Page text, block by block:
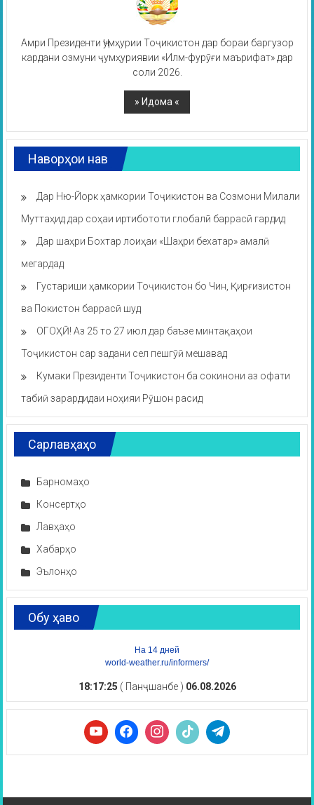
Амри Президенти Ҷумҳурии Тоҷикистон дар бораи баргузор
кардани озмуни ҷумҳуриявии «Илм-фурӯғи маърифат» дар
соли 2026.
Наворҳои нав
Дар Ню-Йорк ҳамкории Тоҷикистон ва Созмони Милали
Муттаҳид дар соҳаи иртибототи глобалӣ баррасӣ гардид
Дар шаҳри Бохтар лоиҳаи «Шаҳри бехатар» амалӣ
мегардад
Густариши ҳамкории Тоҷикистон бо Чин, Қирғизистон
ва Покистон баррасӣ шуд
ОГОҲӢ! Аз 25 то 27 июл дар баъзе минтақаҳои
Тоҷикистон сар задани сел пешгӯӣ мешавад
Кумаки Президенти Тоҷикистон ба сокинони аз офати
табиӣ зарардидаи ноҳияи Рӯшон расид
Сарлавҳаҳо
Барномаҳо
Консертҳо
Лавҳаҳо
Хабарҳо
Эълонҳо
Обу ҳаво
На 14 дней
world-weather.ru/informers/
18:17:26 ( Панҷшанбе ) 06.08.2026